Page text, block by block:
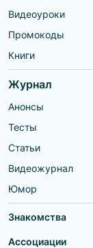
Видеоуроки
Промокоды
Книги
Журнал
Анонсы
Тесты
Статьи
Видеожурнал
Юмор
Знакомства
Ассоциации